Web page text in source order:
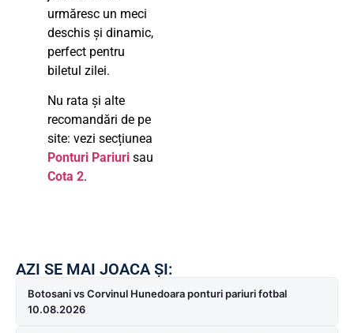
urmăresc un meci
deschis și dinamic,
perfect pentru
biletul zilei.
Nu rata și alte
recomandări de pe
site: vezi secțiunea
Ponturi Pariuri sau
Cota 2.
AZI SE MAI JOACA ȘI:
Botosani vs Corvinul Hunedoara ponturi pariuri fotbal
10.08.2026